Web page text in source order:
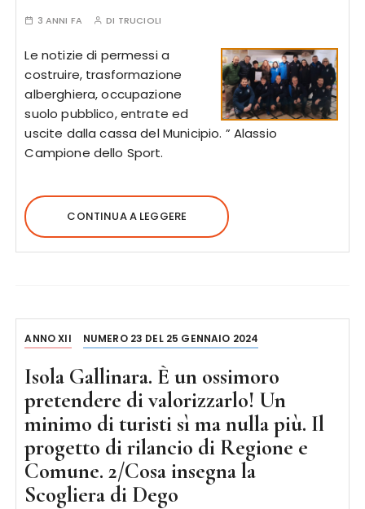
3 ANNI FA DI TRUCIOLI
Le notizie di permessi a
costruire, trasformazione
alberghiera, occupazione
suolo pubblico, entrate ed
uscite dalla cassa del Municipio. ” Alassio
Campione dello Sport.
CONTINUA A LEGGERE
ANNO XII NUMERO 23 DEL 25 GENNAIO 2024
Isola Gallinara. È un ossimoro
pretendere di valorizzarlo! Un
minimo di turisti sì ma nulla più. Il
progetto di rilancio di Regione e
Comune. 2/Cosa insegna la
Scogliera di Dego